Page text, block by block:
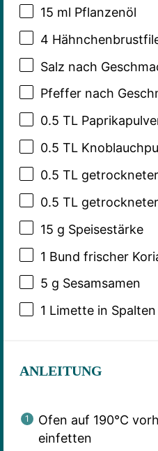
15 ml Pflanzenöl
4
Salz nach
Pfeffer nach
0.5 TL
0.5 TL
0.5 TL
0.5 TL
15 g Speisestärke
1 Bund frischer
5 g Sesamsamen
1 Limette in Spalten
ANLEITUNG
Ofen auf 190°C
einfetten